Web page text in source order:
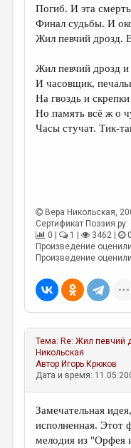
Погиб. И эта
Финал судьбы. И
Жил певчий дрозд.
Жил певчий дрозд и
И часовщик,
На гвоздь и
Но память всё ж о
Часы стучат. Тик-
Вера Никольская ,
Сертификат
0 |
1 | 3462 |
Произведение оценили
Произведение оценили
Тема:Re: Жил певчий
Никольская
АвторИгорь Крюков
Дата и время:
Замечательная
исполненная.
мелодия из "Орфея